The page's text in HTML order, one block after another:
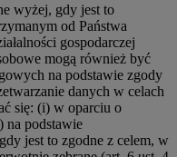
wyżej, gdy jest to
od Państwa
gospodarczej
mogą również być
na podstawie zgody
danych w celach
się: (i) w oparciu o
na podstawie
jest to zgodne z celem, w